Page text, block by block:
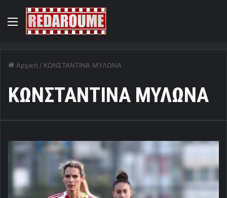
Menu
Αρχική / ΚΩΝΣΤΑΝΤΙΝΑ ΜΥΛΩΝΑ
ΚΩΝΣΤΑΝΤΙΝΑ ΜΥΛΩΝΑ